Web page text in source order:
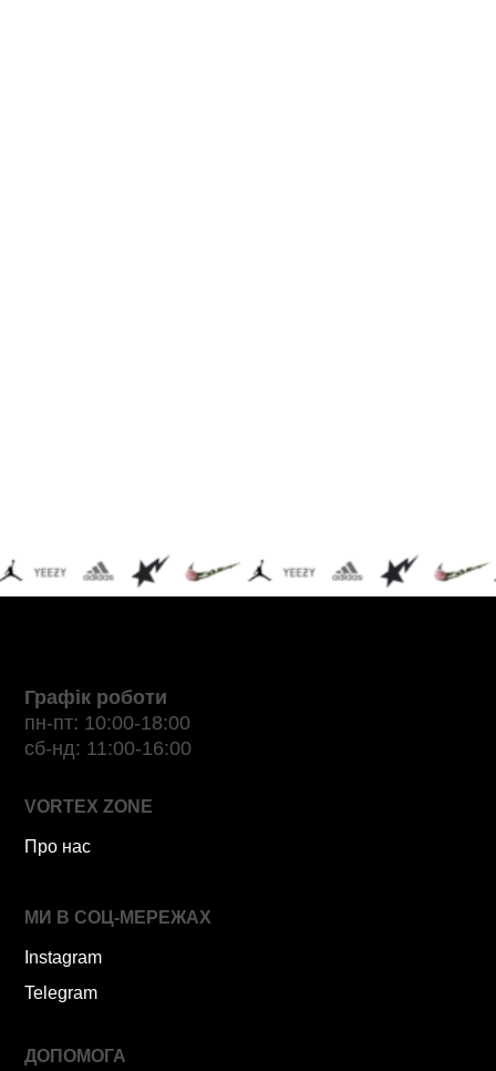
Графік роботи
пн-пт: 10:00-18:00
сб-нд: 11:00-16:00
VORTEX ZONE
Про нас
МИ В СОЦ-МЕРЕЖАХ
Instagram
Telegram
ДОПОМОГА